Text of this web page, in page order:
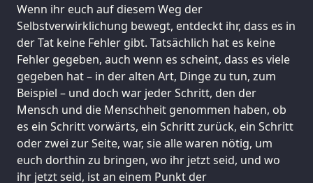
Wenn ihr euch auf diesem Weg der
Selbstverwirklichung bewegt, entdeckt ihr, dass es in
der Tat keine Fehler gibt. Tatsächlich hat es keine
Fehler gegeben, auch wenn es scheint, dass es viele
gegeben hat – in der alten Art, Dinge zu tun, zum
Beispiel – und doch war jeder Schritt, den der
Mensch und die Menschheit genommen haben, ob
es ein Schritt vorwärts, ein Schritt zurück, ein Schritt
oder zwei zur Seite, war, sie alle waren nötig, um
euch dorthin zu bringen, wo ihr jetzt seid, und wo
ihr jetzt seid, ist an einem Punkt der